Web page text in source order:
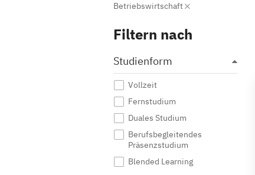
Betriebswirtschaft
Filtern nach
Studienform
Vollzeit
Fernstudium
Duales Studium
Berufsbegleitendes
Präsenzstudium
Blended Learning